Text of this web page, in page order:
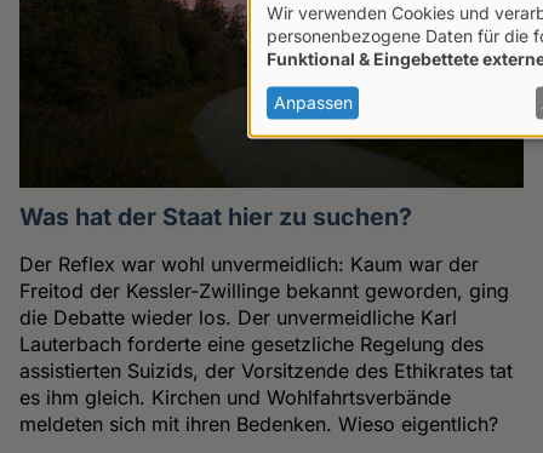
Was hat der Staat hier zu suchen?
Der Reflex war wohl unvermeidlich: Kaum war der
Freitod der Kessler-Zwillinge bekannt geworden, ging
die Debatte wieder los. Der unvermeidliche Karl
Lauterbach forderte eine gesetzliche Regelung des
assistierten Suizids, der Vorsitzende des Ethikrates tat
es ihm gleich. Kirchen und Wohlfahrtsverbände
meldeten sich mit ihren Bedenken. Wieso eigentlich?
Verwendung
von
personenbezogenen
Daten
Cookies
Wir verwenden Cookies und
personenbezogene Daten für die
Funktional & Eingebettete
Anpassen